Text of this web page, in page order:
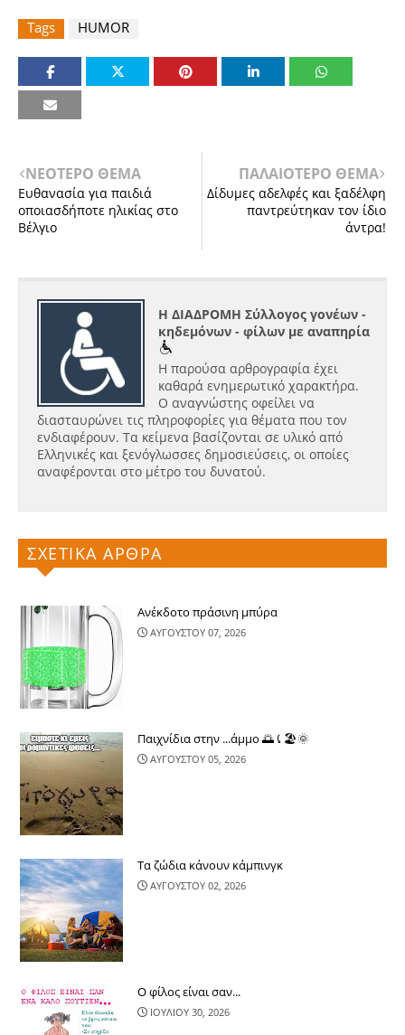
Tags HUMOR
ΝΕΟΤΕΡΟ ΘΕΜΑ
Ευθανασία για παιδιά
οποιασδήποτε ηλικίας στο
Βέλγιο
ΠΑΛΑΙΟΤΕΡΟ ΘΕΜΑ
Δίδυμες αδελφές και ξαδέλφη
παντρεύτηκαν τον ίδιο
άντρα!
Η ΔΙΑΔΡΟΜΗ Σύλλογος γονέων -
κηδεμόνων - φίλων με αναπηρία
Η παρούσα αρθρογραφία έχει
καθαρά ενημερωτικό χαρακτήρα.
Ο αναγνώστης οφείλει να
διασταυρώνει τις πληροφορίες για θέματα που τον
ενδιαφέρουν. Τα κείμενα βασίζονται σε υλικό από
Ελληνικές και ξενόγλωσσες δημοσιεύσεις, οι οποίες
αναφέρονται στο μέτρο του δυνατού.
ΣΧΕΤΙΚΑ ΑΡΘΡΑ
Ανέκδοτο πράσινη μπύρα
ΑΥΓΟΥΣΤΟΥ 07, 2026
Παιχνίδια στην ...άμμο 🌅⤹🏖🌞
ΑΥΓΟΥΣΤΟΥ 05, 2026
Τα ζώδια κάνουν κάμπινγκ
ΑΥΓΟΥΣΤΟΥ 02, 2026
Ο φίλος είναι σαν...
ΙΟΥΛΙΟΥ 30, 2026